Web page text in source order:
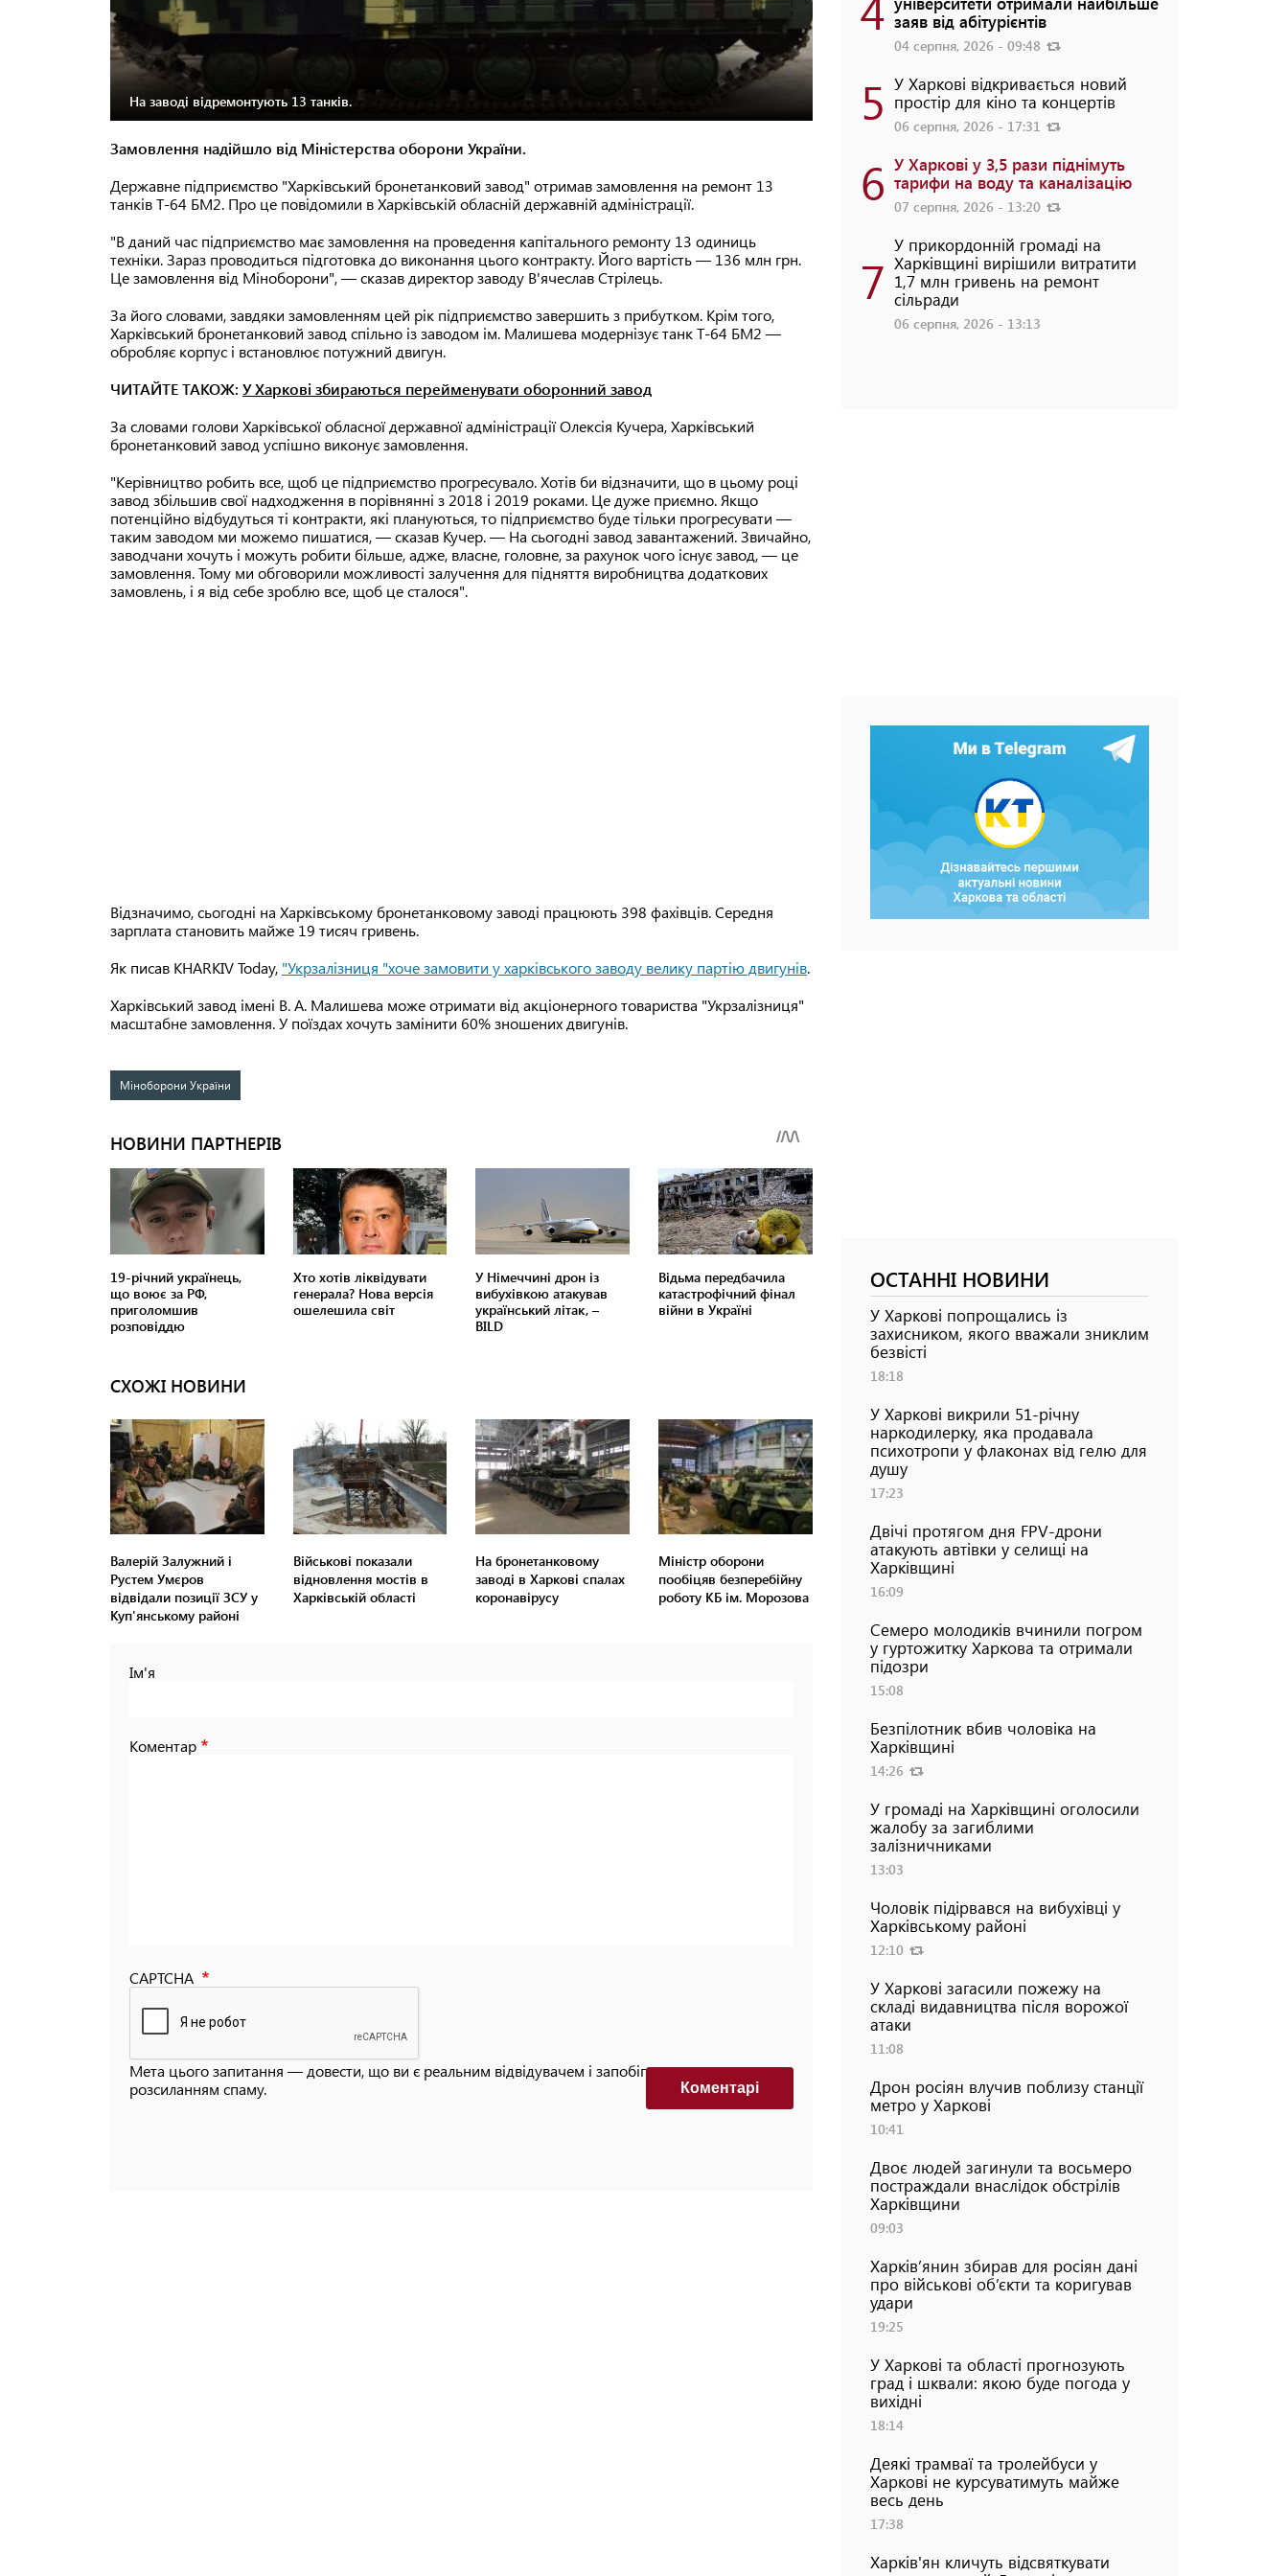
На заводі відремонтують 13 танків.
Замовлення надійшло від Міністерства оборони України.
Державне підприємство "Харківський бронетанковий завод" отримав замовлення на ремонт 13
танків Т-64 БМ2. Про це повідомили в Харківській обласній державній адміністрації.
"В даний час підприємство має замовлення на проведення капітального ремонту 13 одиниць
техніки. Зараз проводиться підготовка до виконання цього контракту. Його вартість — 136 млн грн.
Це замовлення від Міноборони", — сказав директор заводу В'ячеслав Стрілець.
За його словами, завдяки замовленням цей рік підприємство завершить з прибутком. Крім того,
Харківський бронетанковий завод спільно із заводом ім. Малишева модернізує танк Т-64 БМ2 —
обробляє корпус і встановлює потужний двигун.
ЧИТАЙТЕ ТАКОЖ: У Харкові збираються перейменувати оборонний завод
За словами голови Харківської обласної державної адміністрації Олексія Кучера, Харківський
бронетанковий завод успішно виконує замовлення.
"Керівництво робить все, щоб це підприємство прогресувало. Хотів би відзначити, що в цьому році
завод збільшив свої надходження в порівнянні з 2018 і 2019 роками. Це дуже приємно. Якщо
потенційно відбудуться ті контракти, які плануються, то підприємство буде тільки прогресувати —
таким заводом ми можемо пишатися, — сказав Кучер. — На сьогодні завод завантажений. Звичайно,
заводчани хочуть і можуть робити більше, адже, власне, головне, за рахунок чого існує завод, — це
замовлення. Тому ми обговорили можливості залучення для підняття виробництва додаткових
замовлень, і я від себе зроблю все, щоб це сталося".
Відзначимо, сьогодні на Харківському бронетанковому заводі працюють 398 фахівців. Середня
зарплата становить майже 19 тисяч гривень.
Як писав KHARKIV Today, "Укрзалізниця "хоче замовити у харківського заводу велику партію двигунів.
Харківський завод імені В. А. Малишева може отримати від акціонерного товариства "Укрзалізниця"
масштабне замовлення. У поїздах хочуть замінити 60% зношених двигунів.
Міноборони України
СХОЖІ НОВИНИ
Валерій Залужний і
Рустем Умєров
відвідали позиції ЗСУ у
Куп'янському районі
Військові показали
відновлення мостів в
Харківській області
На бронетанковому
заводі в Харкові спалах
коронавірусу
Міністр оборони
пообіцяв безперебійну
роботу КБ ім. Морозова
Ім'я
Коментар
CAPTCHA
Мета цього запитання — довести, що ви є реальним відвідувачем і запобігти автоматизованим
розсиланням спаму.
Коментарi
заяв від абітурієнтів
04 серпня, 2026 - 09:48
5 У Харкові відкривається новий
простір для кіно та концертів
06 серпня, 2026 - 17:31
6 У Харкові у 3,5 рази піднімуть
тарифи на воду та каналізацію
07 серпня, 2026 - 13:20
7
У прикордонній громаді на
Харківщині вирішили витратити
1,7 млн гривень на ремонт
сільради
06 серпня, 2026 - 13:13
ОСТАННІ НОВИНИ
У Харкові попрощались із
захисником, якого вважали зниклим
безвісті
18:18
У Харкові викрили 51-річну
наркодилерку, яка продавала
психотропи у флаконах від гелю для
душу
17:23
Двічі протягом дня FPV-дрони
атакують автівки у селищі на
Харківщині
16:09
Семеро молодиків вчинили погром
у гуртожитку Харкова та отримали
підозри
15:08
Безпілотник вбив чоловіка на
Харківщині
14:26
У громаді на Харківщині оголосили
жалобу за загиблими
залізничниками
13:03
Чоловік підірвався на вибухівці у
Харківському районі
12:10
У Харкові загасили пожежу на
складі видавництва після ворожої
атаки
11:08
Дрон росіян влучив поблизу станції
метро у Харкові
10:41
Двоє людей загинули та восьмеро
постраждали внаслідок обстрілів
Харківщини
09:03
Харків’янин збирав для росіян дані
про військові об’єкти та коригував
удари
19:25
У Харкові та області прогнозують
град і шквали: якою буде погода у
вихідні
18:14
Деякі трамваї та тролейбуси у
Харкові не курсуватимуть майже
весь день
17:38
Харків'ян кличуть відсвяткувати